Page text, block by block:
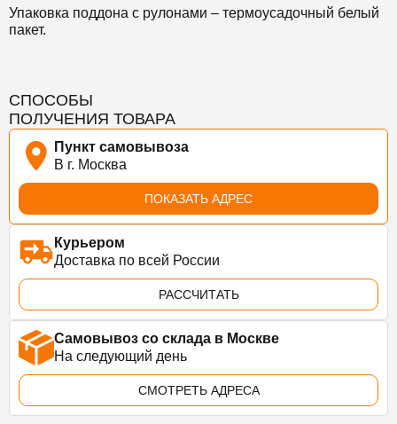
Упаковка поддона с рулонами – термоусадочный белый
пакет.
СПОСОБЫ
ПОЛУЧЕНИЯ ТОВАРА
Пункт самовывоза
В г. Москва
ПОКАЗАТЬ АДРЕС
Курьером
Доставка по всей России
РАССЧИТАТЬ
Самовывоз со склада в Москве
На следующий день
СМОТРЕТЬ АДРЕСА